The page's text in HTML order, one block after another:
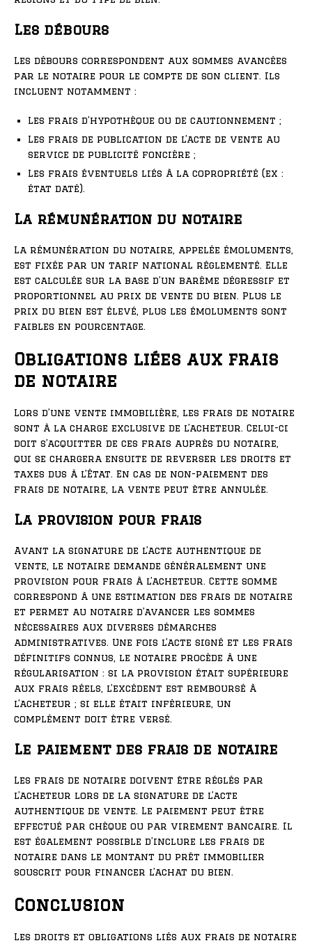
Les débours
Les débours correspondent aux sommes avancées
par le notaire pour le compte de son client. Ils
incluent notamment :
Les frais d’hypothèque ou de cautionnement ;
Les frais de publication de l’acte de vente au
service de publicité foncière ;
Les frais éventuels liés à la copropriété (ex :
état daté).
La rémunération du notaire
La rémunération du notaire, appelée émoluments,
est fixée par un tarif national réglementé. Elle
est calculée sur la base d’un barème dégressif et
proportionnel au prix de vente du bien. Plus le
prix du bien est élevé, plus les émoluments sont
faibles en pourcentage.
Obligations liées aux frais
de notaire
Lors d’une vente immobilière, les frais de notaire
sont à la charge exclusive de l’acheteur. Celui-ci
doit s’acquitter de ces frais auprès du notaire,
qui se chargera ensuite de reverser les droits et
taxes dus à l’État. En cas de non-paiement des
frais de notaire, la vente peut être annulée.
La provision pour frais
Avant la signature de l’acte authentique de
vente, le notaire demande généralement une
provision pour frais à l’acheteur. Cette somme
correspond à une estimation des frais de notaire
et permet au notaire d’avancer les sommes
nécessaires aux diverses démarches
administratives. Une fois l’acte signé et les frais
définitifs connus, le notaire procède à une
régularisation : si la provision était supérieure
aux frais réels, l’excédent est remboursé à
l’acheteur ; si elle était inférieure, un
complément doit être versé.
Le paiement des frais de notaire
Les frais de notaire doivent être réglés par
l’acheteur lors de la signature de l’acte
authentique de vente. Le paiement peut être
effectué par chèque ou par virement bancaire. Il
est également possible d’inclure les frais de
notaire dans le montant du prêt immobilier
souscrit pour financer l’achat du bien.
Conclusion
Les droits et obligations liés aux frais de notaire